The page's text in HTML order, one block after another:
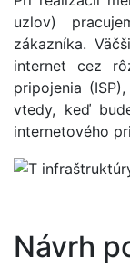
uzlov)
zákazníka.
internet cez
pripojenia
vtedy, keď
internetového
Návrh